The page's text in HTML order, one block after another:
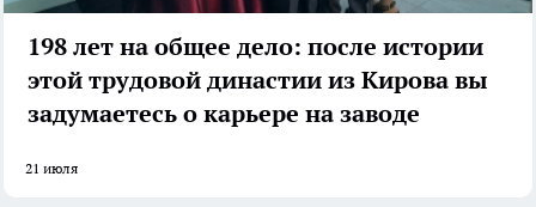
198 лет на общее дело: после истории
этой трудовой династии из Кирова вы
задумаетесь о карьере на заводе
21 июля